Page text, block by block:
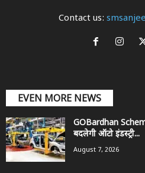
Contact us:
EVEN MORE NEWS
GOBardhan
बदलेगी ऑटो इंडस्ट्री...
August 7, 2026